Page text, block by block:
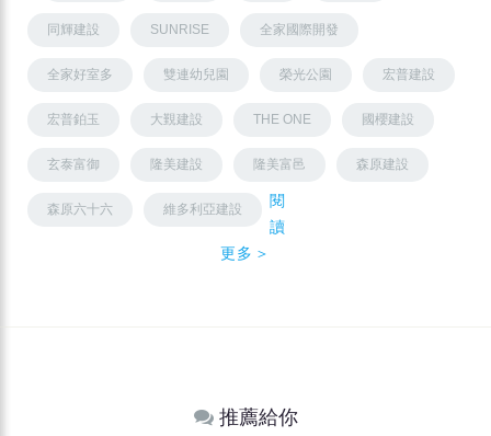
同輝建設 SUNRISE 全家國際開發
全家好室多 雙連幼兒園 榮光公園 宏普建設
宏普鉑玉 大覲建設 THE ONE 國櫻建設
玄泰富御 隆美建設 隆美富邑 森原建設
森原六十六 維多利亞建設
閱
讀
更多＞
推薦給你